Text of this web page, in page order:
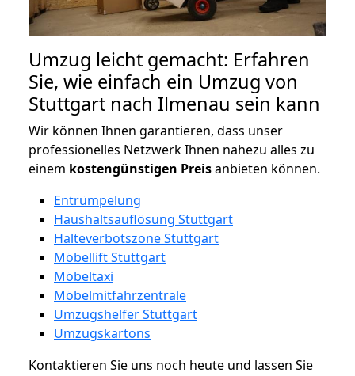
Umzug leicht gemacht: Erfahren
Sie, wie einfach ein Umzug von
Stuttgart nach Ilmenau sein kann
Wir können Ihnen garantieren, dass unser
professionelles Netzwerk Ihnen nahezu alles zu
einem kostengünstigen Preisanbieten können.
Entrümpelung
Haushaltsauflösung Stuttgart
Halteverbotszone Stuttgart
Möbellift Stuttgart
Möbeltaxi
Möbelmitfahrzentrale
Umzugshelfer Stuttgart
Umzugskartons
Kontaktieren Sie uns noch heute und lassen Sie